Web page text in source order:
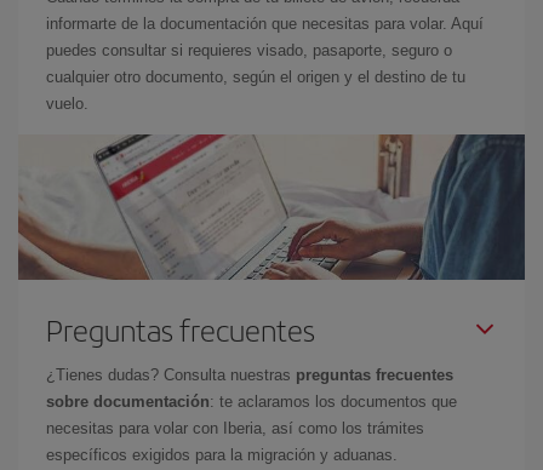
informarte de la documentación que necesitas para volar. Aquí
puedes consultar si requieres visado, pasaporte, seguro o
cualquier otro documento, según el origen y el destino de tu
vuelo.
Preguntas frecuentes
¿Tienes dudas? Consulta nuestras preguntas frecuentes
sobre documentación: te aclaramos los documentos que
necesitas para volar con Iberia, así como los trámites
específicos exigidos para la migración y aduanas.